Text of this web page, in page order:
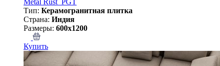
Тип: Керамогранитная плитка
Страна: Индия
Размеры: 600x1200
Купить